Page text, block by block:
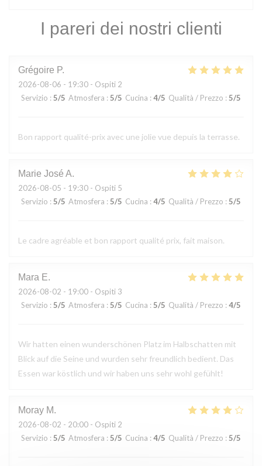
I pareri dei nostri clienti
Grégoire P
2026-08-06 - 19:30 - Ospiti 2
Servizio : 5/5 Atmosfera : 5/5 Cucina : 4/5 Qualità / Prezzo : 5/5
Bon rapport qualité-prix avec une jolie vue depuis la terrasse.
Marie José A
2026-08-05 - 19:30 - Ospiti 5
Servizio : 5/5 Atmosfera : 5/5 Cucina : 4/5 Qualità / Prezzo : 5/5
Le cadre agréable et bon rapport qualité prix, fait maison.
Mara E
2026-08-02 - 19:00 - Ospiti 3
Servizio : 5/5 Atmosfera : 5/5 Cucina : 5/5 Qualità / Prezzo : 4/5
Wir hatten einen wunderschönen Platz im Halbschatten mit
Blick auf die Seine und wurden sehr freundlich bedient. Das
Essen war köstlich und wir haben uns sehr wohl gefühlt!
Moray M
2026-08-02 - 20:00 - Ospiti 2
Servizio : 5/5 Atmosfera : 5/5 Cucina : 4/5 Qualità / Prezzo : 5/5